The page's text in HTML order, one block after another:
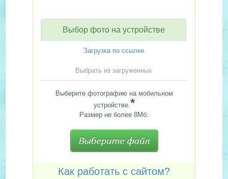
Выбор фото на устройстве
Загрузка по ссылке
Выбрать из загруженных
Выберите фотографию на мобильном
устройстве.*
Размер не более 8Мб:
Как работать с сайтом?